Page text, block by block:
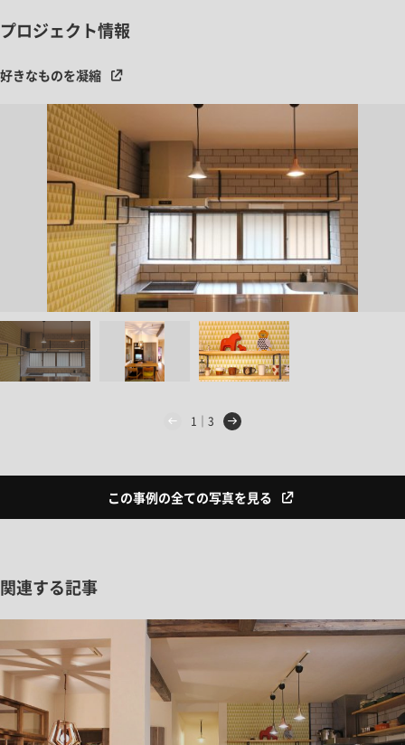
プロジェクト情報
好きなものを凝縮
1｜3
この事例の全ての写真を見る
関連する記事